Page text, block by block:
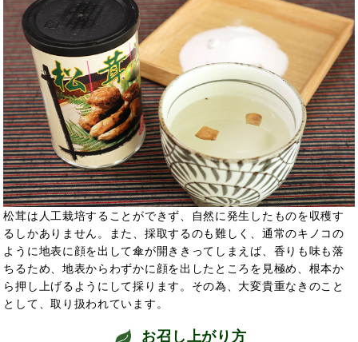
松茸は人工栽培することができず、自然に発生したものを収穫す
るしかありません。また、採取するのも難しく、通常のキノコの
ように地表に顔を出して傘が開ききってしまえば、香りも味も落
ちるため、地表からわずかに顔を出したところを見極め、根本か
ら押し上げるようにして採ります。その為、大変貴重なきのこと
として、取り扱われています。
お召し上がり方